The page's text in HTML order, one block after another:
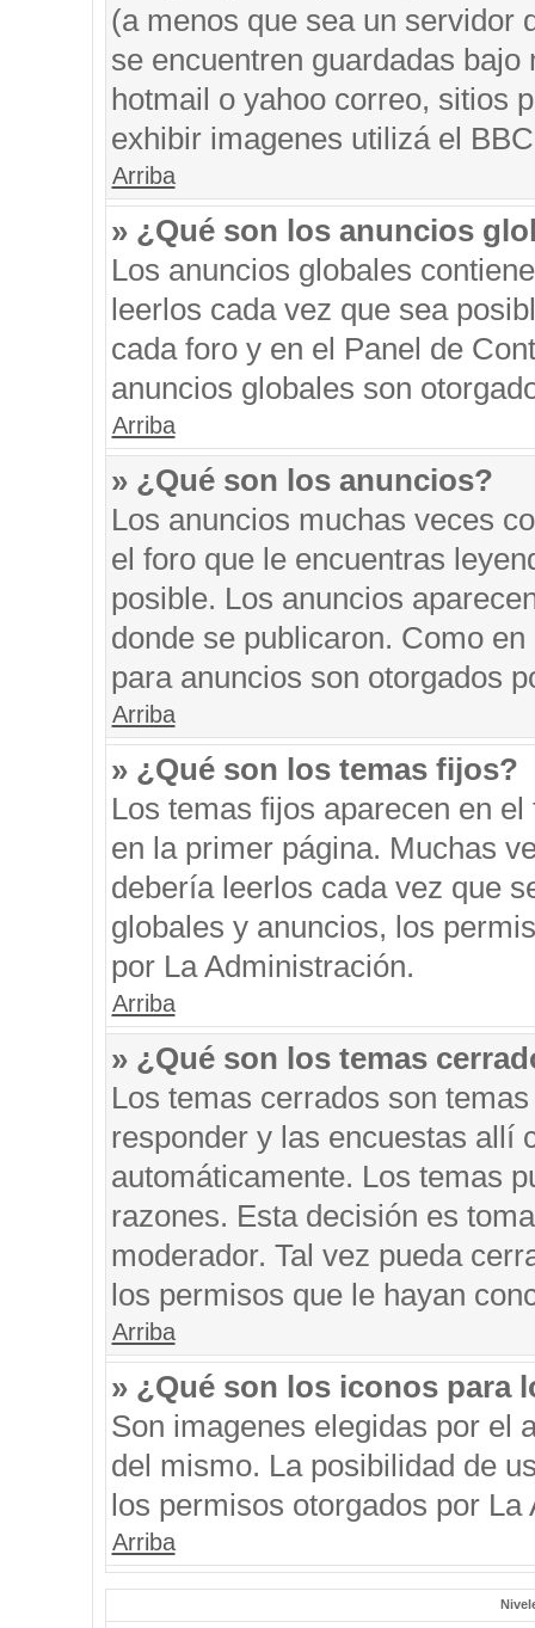
(a menos que sea un servidor
se encuentren guardadas
hotmail o yahoo correo, sitios
exhibir imagenes utilizá el
Arriba
» ¿Qué son los anuncios
Los anuncios globales
leerlos cada vez que sea
cada foro y en el Panel de
anuncios globales son
Arriba
» ¿Qué son los anuncios?
Los anuncios muchas veces
el foro que le encuentras
posible. Los anuncios
donde se publicaron. Como
para anuncios son otorgados
Arriba
» ¿Qué son los temas fijos?
Los temas fijos aparecen en
en la primer página. Muchas
debería leerlos cada vez que
globales y anuncios, los
por La Administración.
Arriba
» ¿Qué son los temas
Los temas cerrados son
responder y las encuestas allí
automáticamente. Los temas
razones. Esta decisión es
moderador. Tal vez pueda
los permisos que le hayan
Arriba
» ¿Qué son los iconos para
Son imagenes elegidas por el
del mismo. La posibilidad de
los permisos otorgados por La
Arriba